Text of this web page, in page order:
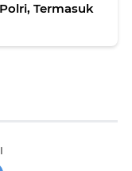
Termasuk